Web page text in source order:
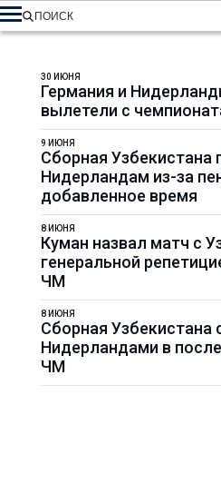
ПОИСК
Германия и
вылетели с
30 ИЮНЯ
Сборная Узбекистана
Нидерландам из-за
добавленное время
9 ИЮНЯ
Куман назвал матч с
генеральной
ЧМ
8 ИЮНЯ
Сборная Узбекистана
Нидерландами в
ЧМ
8 ИЮНЯ